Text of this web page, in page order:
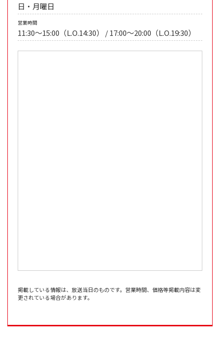
日・月曜日
営業時間
11:30〜15:00（L.O.14:30） / 17:00〜20:00（L.O.19:30）
掲載している情報は、放送当日のものです。営業時間、価格等掲載内容は変
更されている場合があります。